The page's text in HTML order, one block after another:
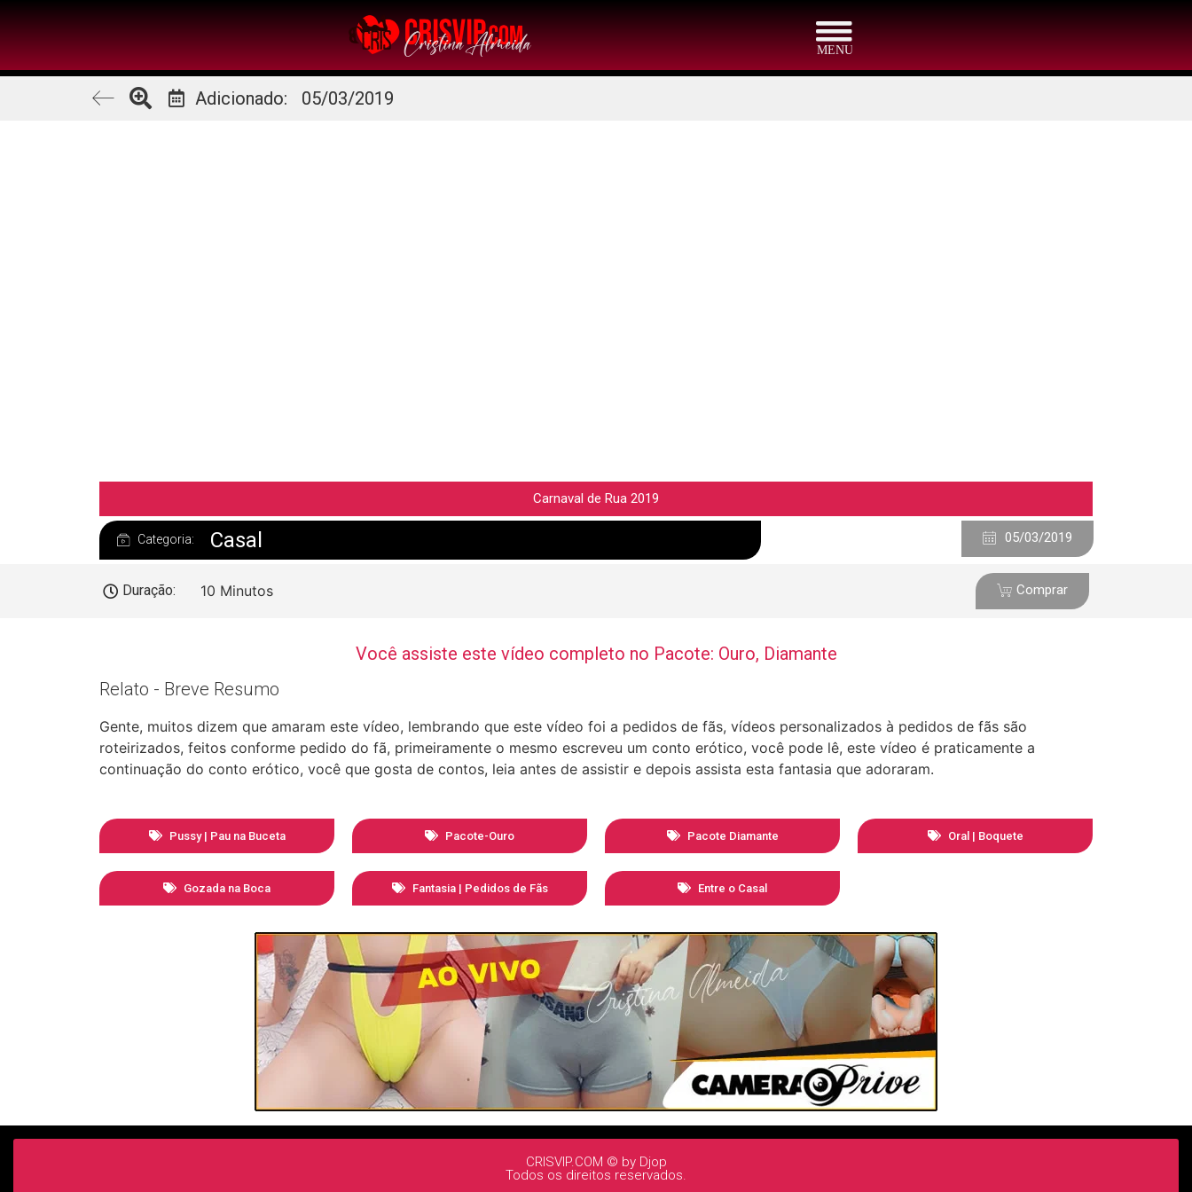
Adicionado: 05/03/2019
Carnaval de Rua 2019
Categoria: Casal 05/03/2019
Duração: 10 Minutos Comprar
Você assiste este vídeo completo no Pacote: Ouro, Diamante
Relato - Breve Resumo
Gente, muitos dizem que amaram este vídeo, lembrando que este vídeo foi a pedidos de fãs, vídeos personalizados à pedidos de fãs são
roteirizados, feitos conforme pedido do fã, primeiramente o mesmo escreveu um conto erótico, você pode lê, este vídeo é praticamente a
continuação do conto erótico, você que gosta de contos, leia antes de assistir e depois assista esta fantasia que adoraram.
Pussy | Pau na Buceta Pacote-Ouro Pacote Diamante Oral | Boquete
Gozada na Boca Fantasia | Pedidos de Fãs Entre o Casal
CRISVIP.COM © by Djop
Todos os direitos reservados.